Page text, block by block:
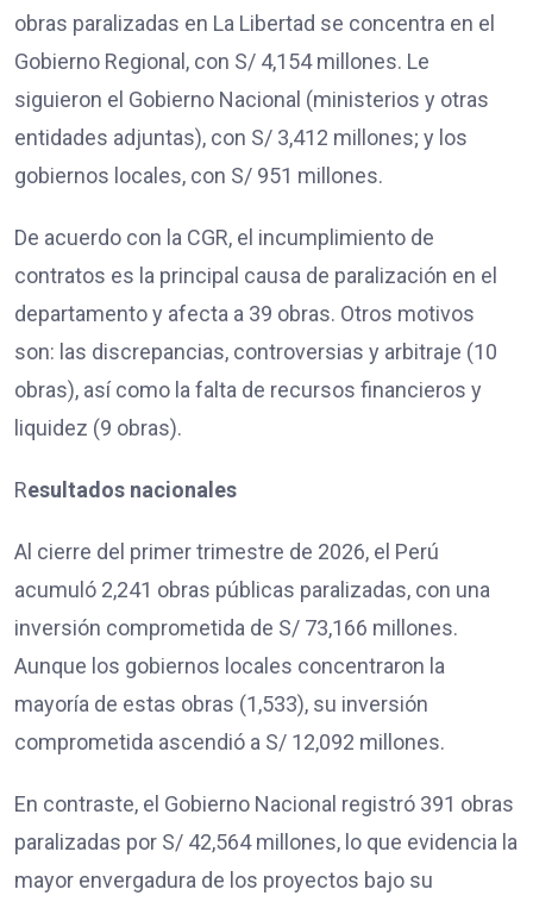
obras paralizadas en La Libertad se concentra en el
Gobierno Regional, con S/ 4,154 millones. Le
siguieron el Gobierno Nacional (ministerios y otras
entidades adjuntas), con S/ 3,412 millones; y los
gobiernos locales, con S/ 951 millones.
De acuerdo con la CGR, el incumplimiento de
contratos es la principal causa de paralización en el
departamento y afecta a 39 obras. Otros motivos
son: las discrepancias, controversias y arbitraje (10
obras), así como la falta de recursos financieros y
liquidez (9 obras).
Resultados nacionales
Al cierre del primer trimestre de 2026, el Perú
acumuló 2,241 obras públicas paralizadas, con una
inversión comprometida de S/ 73,166 millones.
Aunque los gobiernos locales concentraron la
mayoría de estas obras (1,533), su inversión
comprometida ascendió a S/ 12,092 millones.
En contraste, el Gobierno Nacional registró 391 obras
paralizadas por S/ 42,564 millones, lo que evidencia la
mayor envergadura de los proyectos bajo su